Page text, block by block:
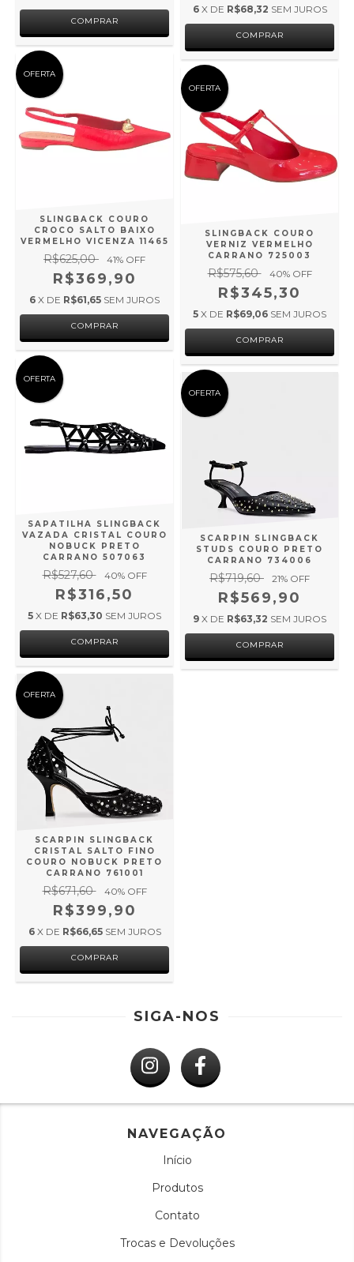
COMPRAR
6 X DE R$68,32 SEM JUROS
COMPRAR
OFERTA
SLINGBACK COURO
CROCO SALTO BAIXO
VERMELHO VICENZA 11465
R$625,00 41% OFF
R$369,90
6 X DE R$61,65 SEM JUROS
COMPRAR
OFERTA
SLINGBACK COURO
VERNIZ VERMELHO
CARRANO 725003
R$575,60 40% OFF
R$345,30
5 X DE R$69,06 SEM JUROS
COMPRAR
OFERTA
SAPATILHA SLINGBACK
VAZADA CRISTAL COURO
NOBUCK PRETO
CARRANO 507063
R$527,60 40% OFF
R$316,50
5 X DE R$63,30 SEM JUROS
COMPRAR
OFERTA
SCARPIN SLINGBACK
STUDS COURO PRETO
CARRANO 734006
R$719,60 21% OFF
R$569,90
9 X DE R$63,32 SEM JUROS
COMPRAR
OFERTA
SCARPIN SLINGBACK
CRISTAL SALTO FINO
COURO NOBUCK PRETO
CARRANO 761001
R$671,60 40% OFF
R$399,90
6 X DE R$66,65 SEM JUROS
COMPRAR
SIGA-NOS
NAVEGAÇÃO
Início
Produtos
Contato
Trocas e Devoluções